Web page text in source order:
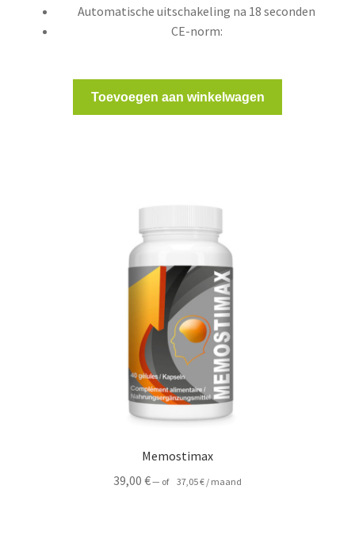
Automatische uitschakeling na 18 seconden
CE-norm:
Toevoegen aan winkelwagen
Memostimax
39,00€— of 37,05€ / maand